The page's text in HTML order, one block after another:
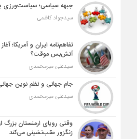
جبهه سیاسی؛ سیاست‌ورزی
سیدجواد کاظمی
تفاهم‌نامه ایران و آمریکا؛
آتش‌بس موقت؟
سیدعلی میرمحمدی
جام جهانی و نظم نوین
سیدعلی میرمحمدی
وقتی رویای ارمنستان بزرگ
زنگزور عقب‌نشینی می‌کند